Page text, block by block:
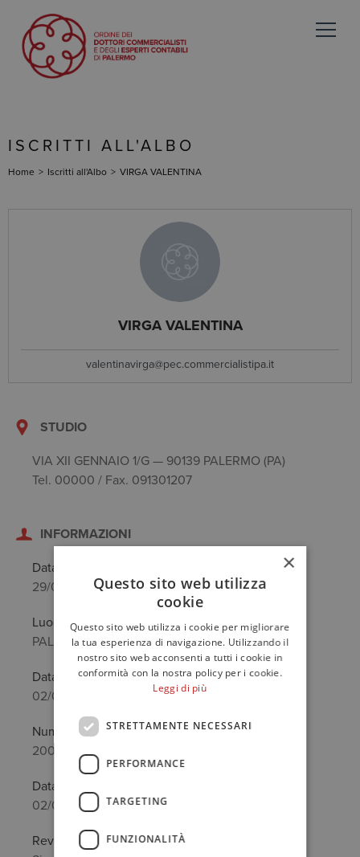
ISCRITTI ALL'ALBO
Home > Iscritti all'Albo > VIRGA VALENTINA
VIRGA VALENTINA
valentinavirga@pec.commercialistipa.it
STUDIO
VIA XII GENNAIO 1/G — 90139 PALERMO (PA)
Tel. 00000 / Fax. 091301207
INFORMAZIONI
Data di nascita
29/05/1980
Luogo di nascita
PALERMO (PA)
Data anzianità
02/03/2010
Numero
2000/A
Data prima iscrizione
02/03/2010
Revisore legale
×
Questo sito web utilizza
cookie
Questo sito web utilizza i cookie per migliorare
la tua esperienza di navigazione. Utilizzando il
nostro sito web acconsenti a tutti i cookie in
conformità con la nostra policy per i cookie.
Leggi di più
STRETTAMENTE NECESSARI
PERFORMANCE
TARGETING
FUNZIONALITÀ